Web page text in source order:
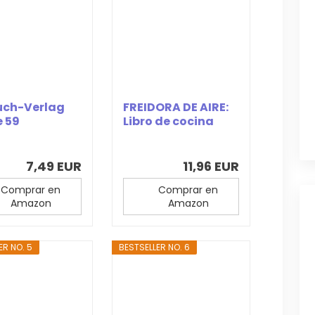
Verlag
59
7,49 EUR
Comprar en
Amazon
FREIDORA DE AIRE:
Libro de cocina
11,96 EUR
Comprar en
Amazon
NO. 5 BESTSELLER NO. 6